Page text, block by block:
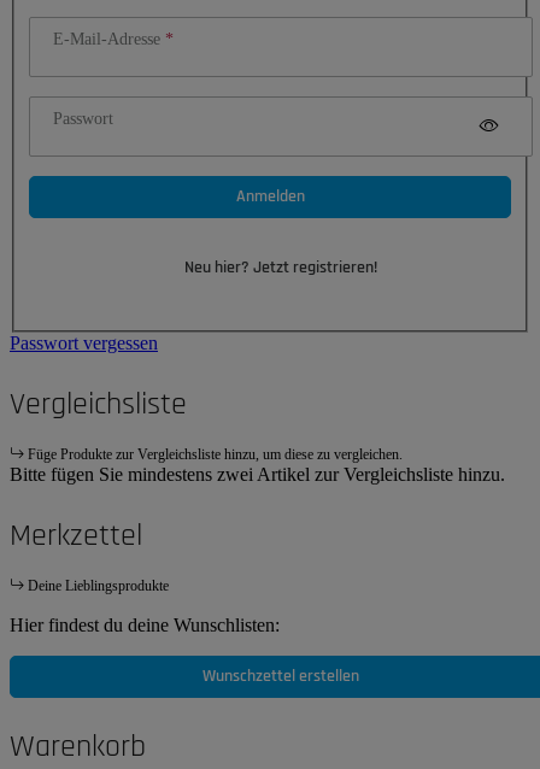
E-Mail-Adresse
Passwort
Anmelden
Neu hier? Jetzt registrieren!
Passwort vergessen
Vergleichsliste
Füge Produkte zur Vergleichsliste hinzu, um diese zu vergleichen.
Bitte fügen Sie mindestens zwei Artikel zur Vergleichsliste hinzu.
Merkzettel
Deine Lieblingsprodukte
Hier findest du deine Wunschlisten:
Wunschzettel erstellen
Warenkorb